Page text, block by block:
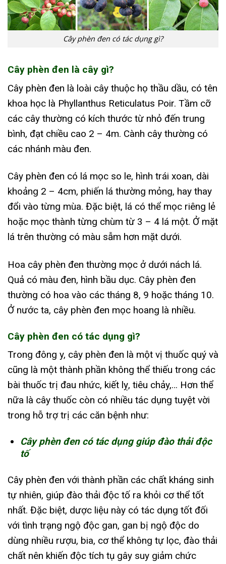
Cây phèn đen có tác dụng gì?
Cây phèn đen là cây gì?
Cây phèn đen là loài cây thuộc họ thầu dầu, có tên
khoa học là Phyllanthus Reticulatus Poir. Tầm cỡ
các cây thường có kích thước từ nhỏ đến trung
bình, đạt chiều cao 2 – 4m. Cành cây thường có
các nhánh màu đen.
Cây phèn đen có lá mọc so le, hình trái xoan, dài
khoảng 2 – 4cm, phiến lá thường mỏng, hay thay
đổi vào từng mùa. Đặc biệt, lá có thể mọc riêng lẻ
hoặc mọc thành từng chùm từ 3 – 4 lá một. Ở mặt
lá trên thường có màu sẫm hơn mặt dưới.
Hoa cây phèn đen thường mọc ở dưới nách lá.
Quả có màu đen, hình bầu dục. Cây phèn đen
thường có hoa vào các tháng 8, 9 hoặc tháng 10.
Ở nước ta, cây phèn đen mọc hoang là nhiều.
Cây phèn đen có tác dụng gì?
Trong đông y, cây phèn đen là một vị thuốc quý và
cũng là một thành phần không thể thiếu trong các
bài thuốc trị đau nhức, kiết lỵ, tiêu chảy,… Hơn thể
nữa là cây thuốc còn có nhiều tác dụng tuyệt vời
trong hỗ trợ trị các căn bệnh như:
Cây phèn đen có tác dụng giúp đào thải độc
tố
Cây phèn đen với thành phần các chất kháng sinh
tự nhiên, giúp đào thải độc tố ra khỏi cơ thể tốt
nhất. Đặc biệt, dược liệu này có tác dụng tốt đối
với tình trạng ngộ độc gan, gan bị ngộ độc do
dùng nhiều rượu, bia, cơ thể không tự lọc, đào thải
chất nên khiến độc tích tụ gây suy giảm chức